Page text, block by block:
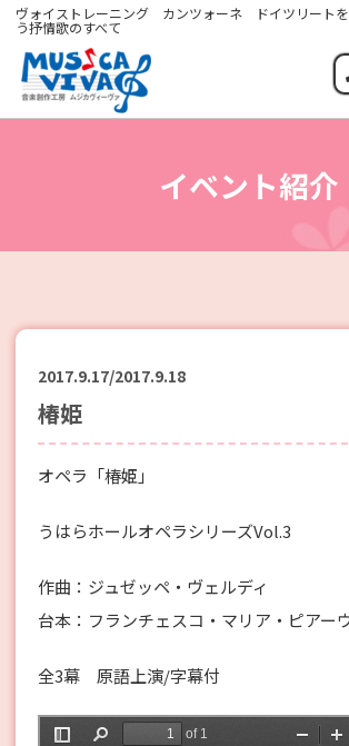
ヴォイストレーニング カンツォーネ ドイツリートを
う抒情歌のすべて
イベント紹介
2017.9.17/2017.9.18
椿姫
オペラ「椿姫」
うはらホールオペラシリーズVol.3
作曲：ジュゼッペ・ヴェルディ
台本：フランチェスコ・マリア・ピアー
全3幕 原語上演/字幕付